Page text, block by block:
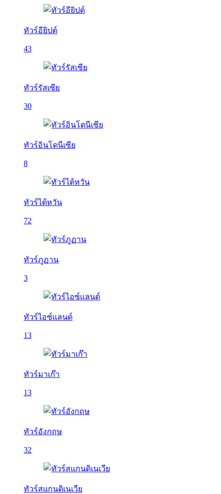
ทัวร์อียิปต์
43
ทัวร์รัสเซีย
30
ทัวร์อินโดนีเซีย
8
ทัวร์ไต้หวัน
72
ทัวร์ภูฏาน
3
ทัวร์ไอซ์แลนด์
13
ทัวร์มาเก๊า
13
ทัวร์อังกฤษ
32
ทัวร์สแกนดิเนเวีย